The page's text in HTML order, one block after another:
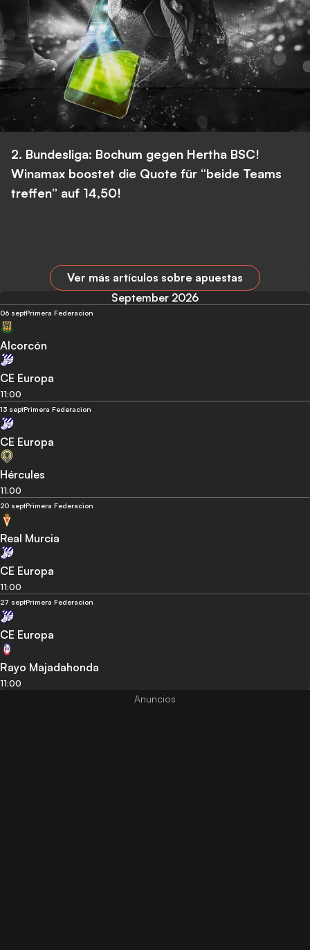
2. Bundesliga: Bochum gegen Hertha BSC!
Winamax boostet die Quote für “beide Teams
treffen” auf 14,50!
Ver más artículos sobre apuestas
September 2026
06 septPrimera Federacion
Alcorcón
CE Europa
11:00
13 septPrimera Federacion
CE Europa
Hércules
11:00
20 septPrimera Federacion
Real Murcia
CE Europa
11:00
27 septPrimera Federacion
CE Europa
Rayo Majadahonda
11:00